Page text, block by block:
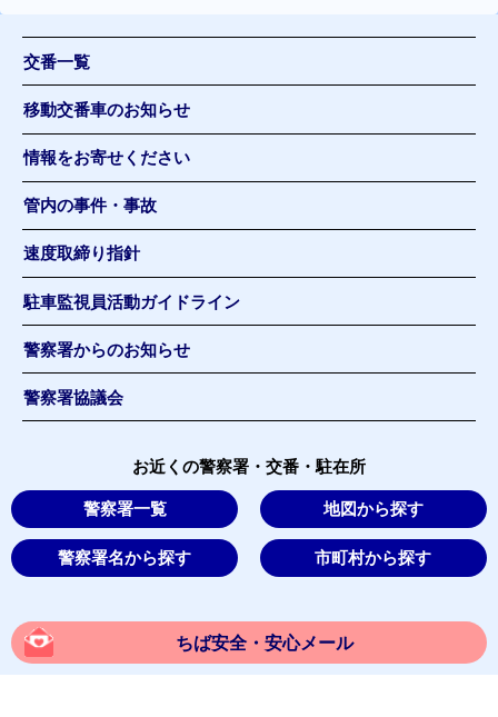
交番一覧
移動交番車のお知らせ
情報をお寄せください
管内の事件・事故
速度取締り指針
駐車監視員活動ガイドライン
警察署からのお知らせ
警察署協議会
お近くの警察署・交番・駐在所
警察署一覧 地図から探す
警察署名から探す 市町村から探す
ちば安全・安心メール